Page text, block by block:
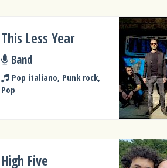
This Less Year
Band
Pop italiano, Punk rock,
Pop
High Five